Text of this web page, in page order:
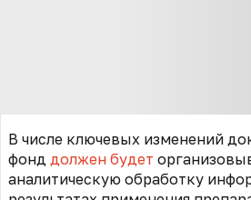
В числе ключевых изменений
фонд должен будет
аналитическую обработку